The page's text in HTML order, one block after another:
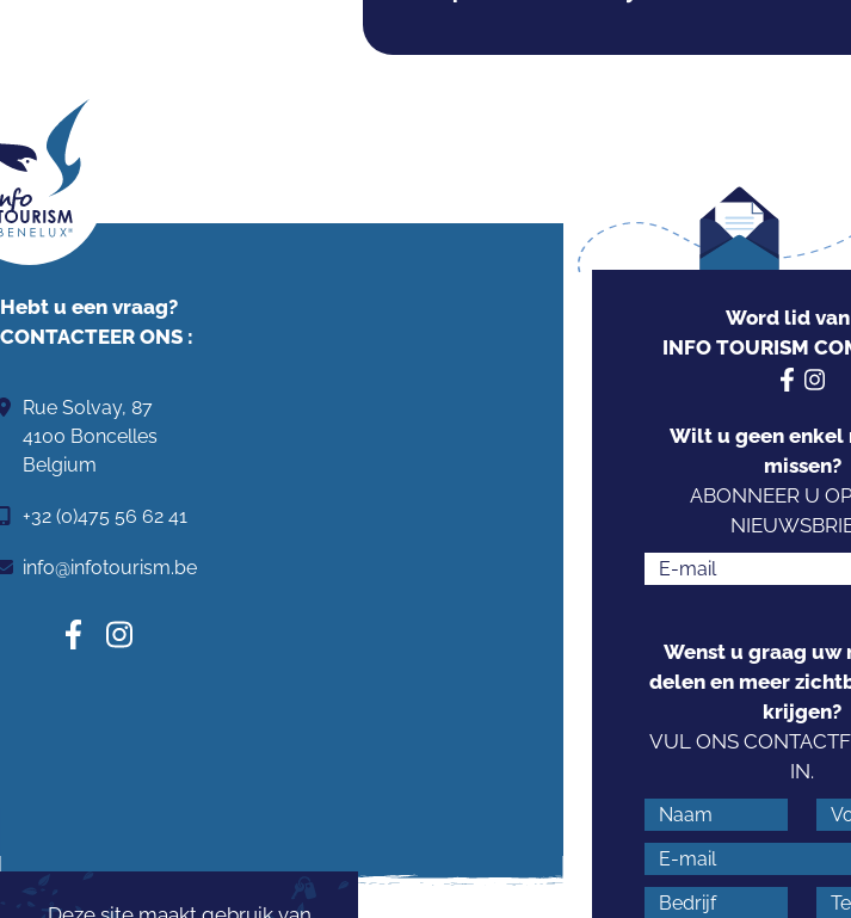
Hebt u een vraag?
CONTACTEER ONS :
Rue Solvay, 87
4100 Boncelles
Belgium
+32 (0)475 56 62 41
info@infotourism.be
Word lid
INFO TOURISM
Wilt u geen enkel
missen?
ABONNEER U
Wenst u graag uw
delen en meer
krijgen?
VUL ONS
IN.